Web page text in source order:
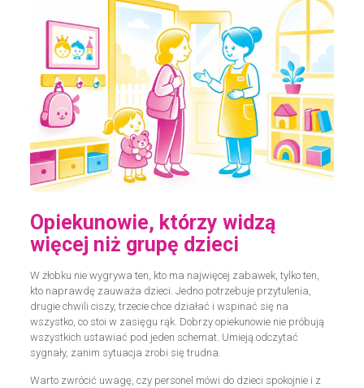
Opiekunowie, którzy widzą
więcej niż grupę dzieci
W żłobku nie wygrywa ten, kto ma najwięcej zabawek, tylko ten,
kto naprawdę zauważa dzieci. Jedno potrzebuje przytulenia,
drugie chwili ciszy, trzecie chce działać i wspinać się na
wszystko, co stoi w zasięgu rąk. Dobrzy opiekunowie nie próbują
wszystkich ustawiać pod jeden schemat. Umieją odczytać
sygnały, zanim sytuacja zrobi się trudna.
Warto zwrócić uwagę, czy personel mówi do dzieci spokojnie i z